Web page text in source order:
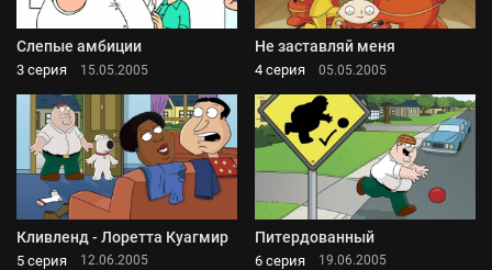
Слепые амбиции
3 серия 15.05.2005
Не заставляй меня
4 серия 05.05.2005
Кливленд - Лоретта Куагмир
5 серия 12.06.2005
Питердованный
6 серия 19.06.2005